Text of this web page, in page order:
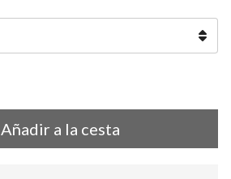
Añadir a la cesta